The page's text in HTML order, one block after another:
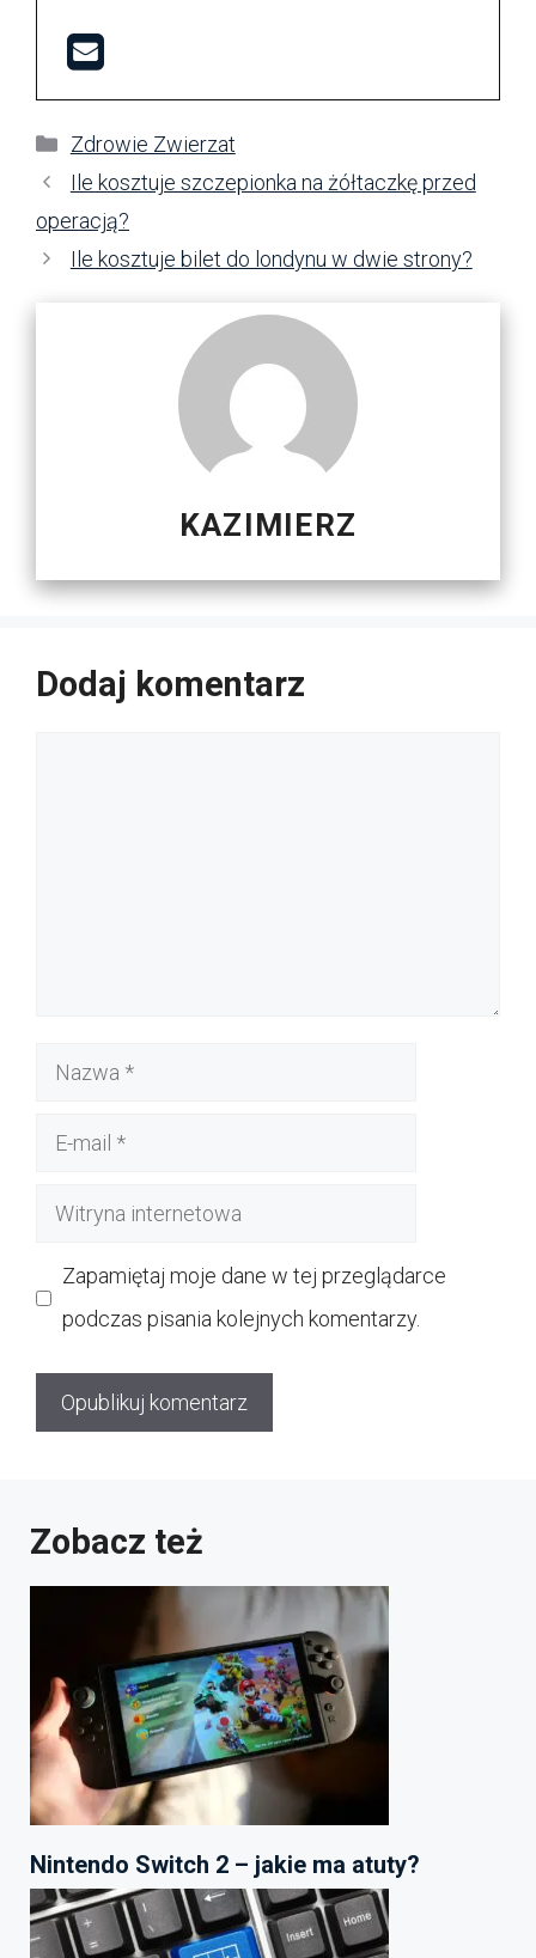
Kategorie
Zdrowie Zwierzat
Ile kosztuje szczepionka na żółtaczkę przed
operacją?
Ile kosztuje bilet do londynu w dwie strony?
KAZIMIERZ
Dodaj komentarz
Nazwa
Witryna
Zapamiętaj moje dane w tej przeglądarce
podczas pisania kolejnych komentarzy.
Zobacz też
Nintendo Switch 2 – jakie ma atuty?